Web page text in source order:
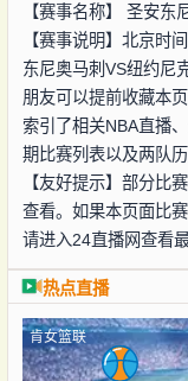
【赛事名称】 圣安东
【赛事说明】北京时
东尼奥马刺VS纽约尼
朋友可以提前收藏本
索引了相关NBA直播
期比赛列表以及两队
【友好提示】部分比
查看。如果本页面比
请进入24直播网查看
热点直播
肯女篮联